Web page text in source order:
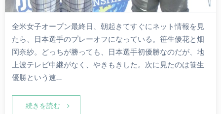
全米女子オープン最終日、朝起きてすぐにネット情報を見
たら、日本選手のプレーオフになっている。笹生優花と畑
岡奈紗。どっちが勝っても、日本選手初優勝なのだが、地
上波テレビ中継がなく、やきもきした。次に見たのは笹生
優勝という速…
続きを読む